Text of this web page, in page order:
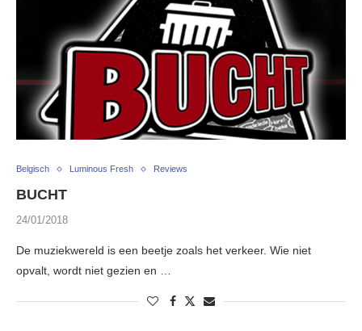
Belgisch Luminous Fresh Reviews
BUCHT
24/01/2018
De muziekwereld is een beetje zoals het verkeer. Wie niet
opvalt, wordt niet gezien en …